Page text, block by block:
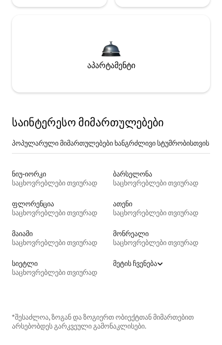
აპარტამენტი
საინტერესო მიმართულებები
პოპულარული მიმართულებები ხანგრძლივი სტუმრობისთვის
ნიუ-იორკი
საცხოვრებლები თვიურად
ბარსელონა
საცხოვრებლები თვიურად
ფლორენცია
საცხოვრებლები თვიურად
ათენი
საცხოვრებლები თვიურად
მაიამი
საცხოვრებლები თვიურად
მონრეალი
საცხოვრებლები თვიურად
სიეტლი
საცხოვრებლები თვიურად
მეტის ჩვენება
*შესაძლოა, ზოგან და ზოგიერთ ობიექტთან მიმართებით
არსებობდეს გარკვეული გამონაკლისები.